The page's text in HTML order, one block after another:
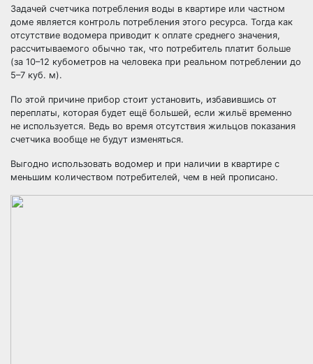
Задачей счетчика потребления воды в квартире или частном
доме является контроль потребления этого ресурса. Тогда как
отсутствие водомера приводит к оплате среднего значения,
рассчитываемого обычно так, что потребитель платит больше
(за 10–12 кубометров на человека при реальном потреблении до
5–7 куб. м).
По этой причине прибор стоит установить, избавившись от
переплаты, которая будет ещё большей, если жильё временно
не используется. Ведь во время отсутствия жильцов показания
счетчика вообще не будут изменяться.
Выгодно использовать водомер и при наличии в квартире с
меньшим количеством потребителей, чем в ней прописано.